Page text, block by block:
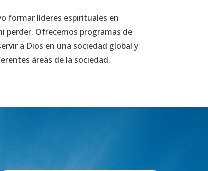
formar líderes espirituales en
perder. Ofrecemos programas de
a Dios en una sociedad global y
áreas de la sociedad.